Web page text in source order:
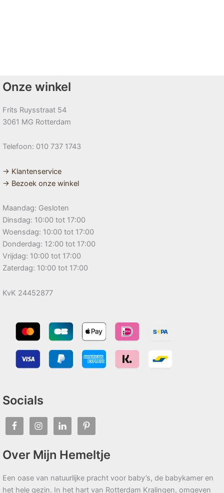
Onze winkel
Frits Ruysstraat 54
3061 MG Rotterdam
Telefoon: 010 737 1743
→ Klantenservice
→ Bezoek onze winkel
Maandag: Gesloten
Dinsdag: 10:00 tot 17:00
Woensdag: 10:00 tot 17:00
Donderdag: 12:00 tot 17:00
Vrijdag: 10:00 tot 17:00
Zaterdag: 10:00 tot 17:00
KvK 24452877
Socials
Over Mijn Hemeltje
Een oase van natuurlijke pracht voor baby’s, de babykamer en
het hele gezin. In het hart van Rotterdam Kralingen, omgeven